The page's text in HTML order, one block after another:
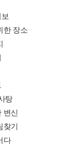
한 장소
탕
변신
찾기
다